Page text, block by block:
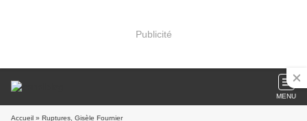
Publicité
MENU
Accueil » Ruptures, Gisèle Fournier